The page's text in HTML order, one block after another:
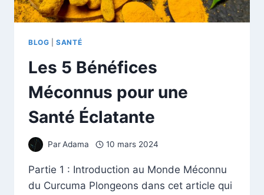
BLOG |SANTÉ
Les 5 Bénéfices
Méconnus pour une
Santé Éclatante
ParAdama 10 mars 2024
Partie 1 : Introduction au Monde Méconnu
du Curcuma Plongeons dans cet article qui